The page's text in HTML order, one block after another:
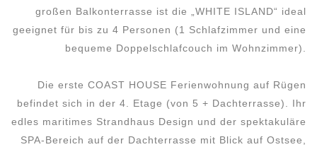
großen Balkonterrasse ist die „WHITE ISLAND“ ideal
geeignet für bis zu 4 Personen (1 Schlafzimmer und eine
bequeme Doppelschlafcouch im Wohnzimmer).
Die erste COAST HOUSE Ferienwohnung auf Rügen
befindet sich in der 4. Etage (von 5 + Dachterrasse). Ihr
edles maritimes Strandhaus Design und der spektakuläre
SPA-Bereich auf der Dachterrasse mit Blick auf Ostsee,